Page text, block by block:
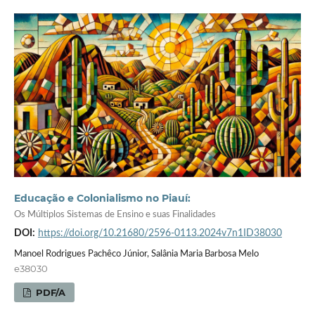
Educação e Colonialismo no Piauí:
Os Múltiplos Sistemas de Ensino e suas Finalidades
DOI: https://doi.org/10.21680/2596-0113.2024v7n1ID38030
Manoel Rodrigues Pachêco Júnior, Salânia Maria Barbosa Melo
e38030
PDF/A